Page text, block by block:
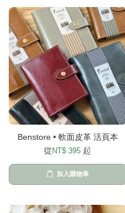
Benstore • 軟面皮革 活頁本
從 NT$ 395 起
加入購物車